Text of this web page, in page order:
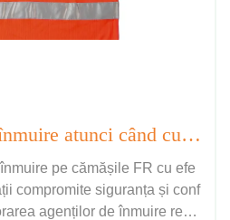
Evitați agenții de înmuire atunci când curățați cămășile FR cu efect de drenare a umidității.
pe cămășile FR cu efe
compromite siguranța și conf
agenților de înmuire rezis